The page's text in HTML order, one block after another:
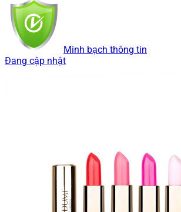
Minh bạch thông tin
Đang cập nhật